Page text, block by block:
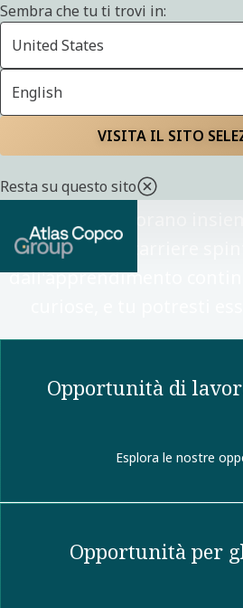
Sembra che tu ti trovi in:
United States
English
VISITA IL SITO
Resta su questo sito
Lavora
Dietro ogni soluzione
il futuro. Con carriere
dall'apprendimento
Opportunità di
Esplora le nostre
Opportunità per